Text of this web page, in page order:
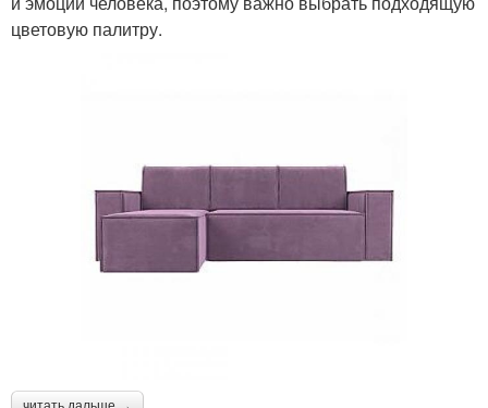
цветовую палитру.